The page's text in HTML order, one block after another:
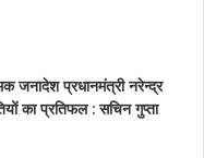
जनादेश प्रधानमंत्री नरेन्द्र
का प्रतिफल : सचिन गुप्ता